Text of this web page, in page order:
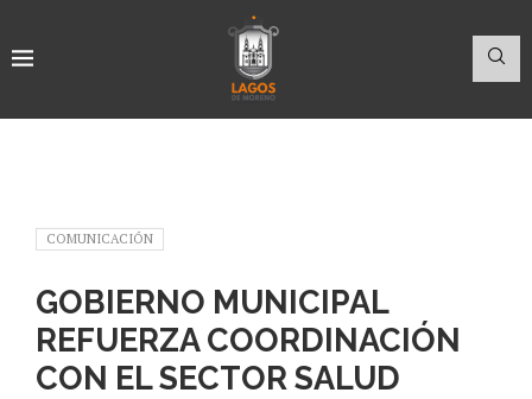
COMUNICACIÓN
GOBIERNO MUNICIPAL
REFUERZA COORDINACIÓN
CON EL SECTOR SALUD